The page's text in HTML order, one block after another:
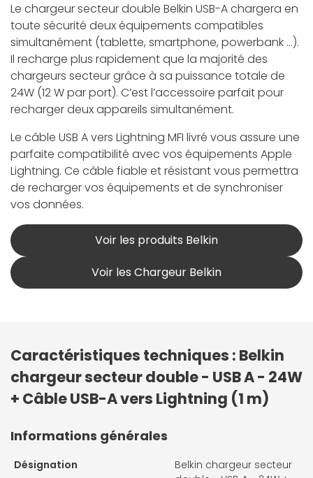
Le chargeur secteur double Belkin USB-A chargera en
toute sécurité deux équipements compatibles
simultanément (tablette, smartphone, powerbank …).
Il recharge plus rapidement que la majorité des
chargeurs secteur grâce à sa puissance totale de
24W (12 W par port). C’est l’accessoire parfait pour
recharger deux appareils simultanément.
Le câble USB A vers Lightning MFI livré vous assure une
parfaite compatibilité avec vos équipements Apple
Lightning. Ce câble fiable et résistant vous permettra
de recharger vos équipements et de synchroniser
vos données.
Voir les produits Belkin
Voir les Chargeur Belkin
Caractéristiques techniques : Belkin
chargeur secteur double - USB A - 24W
+ Câble USB-A vers Lightning (1 m)
Informations générales
Désignation
Belkin chargeur secteur